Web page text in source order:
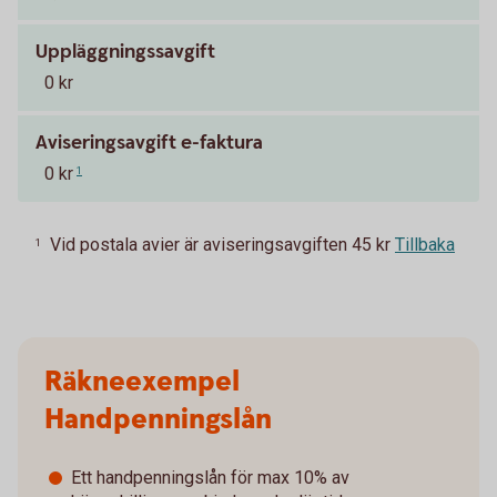
Uppläggningssavgift
0 kr
Aviseringsavgift e-faktura
0 kr 1
1 Vid postala avier är aviseringsavgiften 45 kr Tillbaka
Räkneexempel
Handpenningslån
Ett handpenningslån för max 10% av